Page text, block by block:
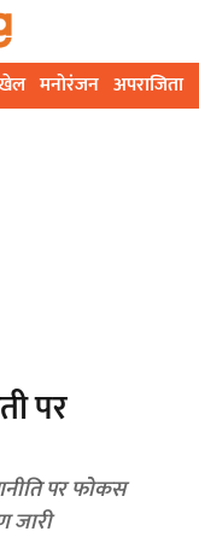
मनोरंजन अपराजिता
पर
पर फोकस
जारी